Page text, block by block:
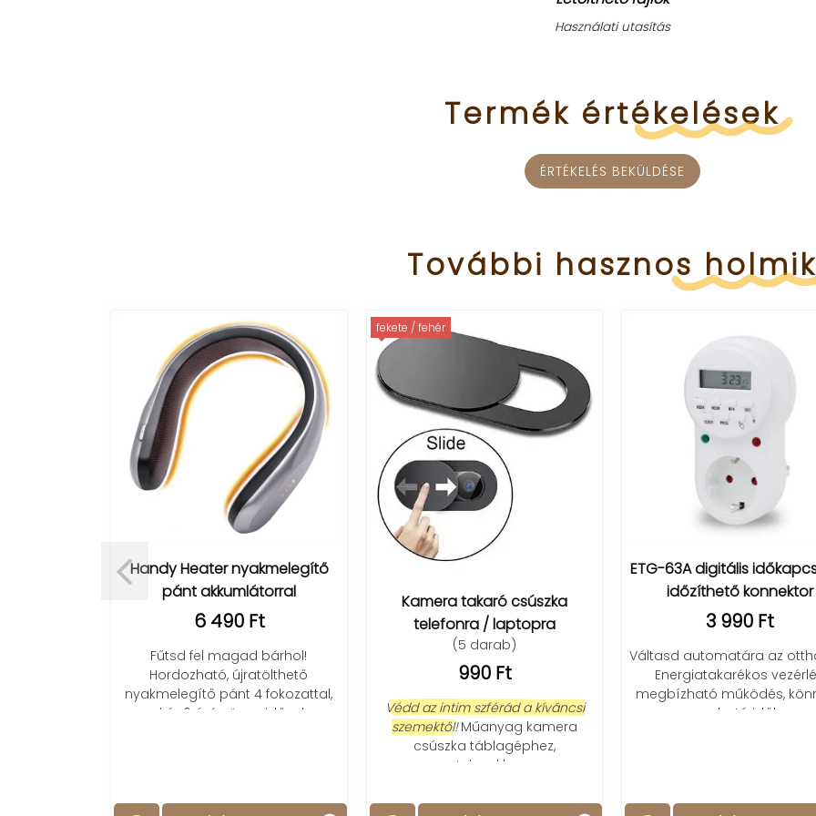
Használati utasítás
Termék értékelések
ÉRTÉKELÉS BEKÜLDÉSE
További hasznos holmik
Handy Heater nyakmelegítő
pánt akkumlátorral
6 490 Ft
Fűtsd fel magad bárhol!
Hordozható, újratölthető
nyakmelegítő pánt 4 fokozattal,
akár 6 órás üzemidővel.
fekete / fehér
Kamera takaró csúszka
telefonra / laptopra
(5 darab)
990 Ft
Védd az intim szférád a kíváncsi
szemektől!Műanyag kamera
csúszka táblagéphez,
notebookhoz.
ETG-63A digitális
időzíthető konnektor
3 990 Ft
Váltasd automatára az
Energiatakarékos vezérlés,
megbízható működés,
programozható időkapcsoló.